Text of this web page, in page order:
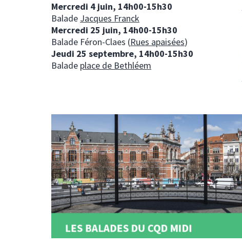
Mercredi 4 juin, 14h00-15h30
Balade Jacques Franck
Mercredi 25 juin, 14h00-15h30
Balade Féron-Claes (Rues apaisées)
Jeudi 25 septembre, 14h00-15h30
Balade place de Bethléem